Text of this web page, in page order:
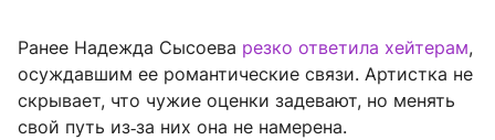
Ранее Надежда Сысоева резко ответила хейтерам,
осуждавшим ее романтические связи. Артистка не
скрывает, что чужие оценки задевают, но менять
свой путь из‑за них она не намерена.